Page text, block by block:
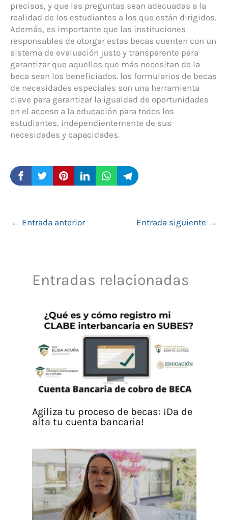
precisos, y que las preguntas sean adecuadas a la
realidad de los estudiantes a los que están dirigidos.
Además, es importante que las instituciones
responsables de otorgar estas becas cuenten con un
sistema de evaluación justo y transparente para
garantizar que aquellos que más necesitan de la
beca sean los beneficiados. los formularios de becas
de necesidades especiales son una herramienta
clave para garantizar la igualdad de oportunidades
en el acceso a la educación para todos los
estudiantes, independientemente de sus
necesidades y capacidades.
← Entrada anterior Entrada siguiente →
Entradas relacionadas
Agiliza tu proceso de becas: ¡Da de
alta tu cuenta bancaria!